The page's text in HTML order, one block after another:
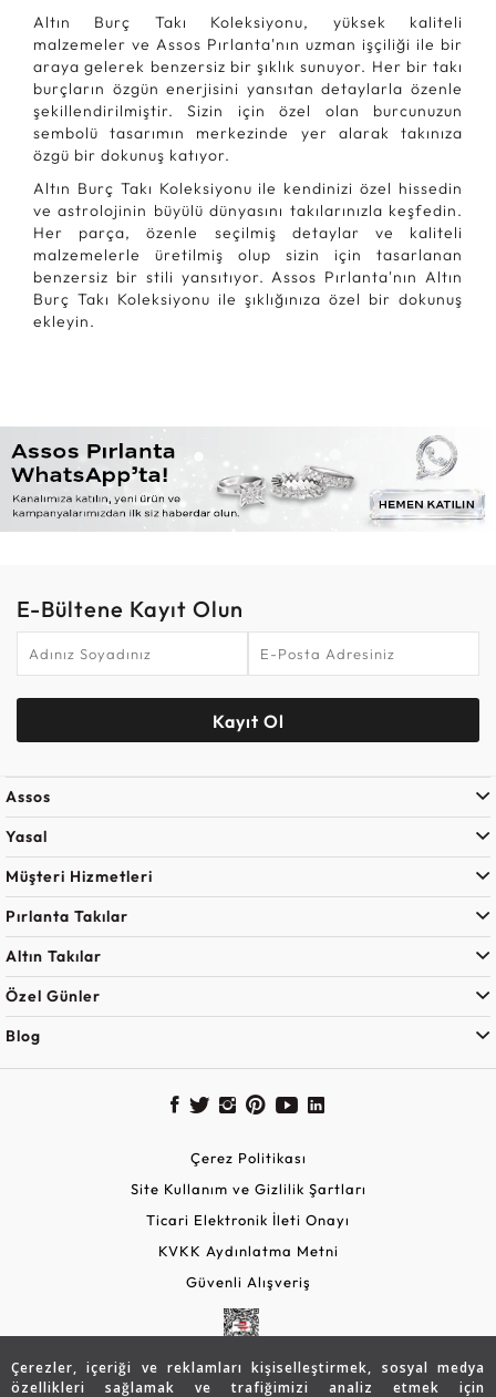
Çerezler, içeriği ve reklamları kişiselleştirmek, sosyal medya
özellikleri sağlamak ve trafiğimizi analiz etmek için
Altın Burç Takı Koleksiyonu, yüksek kaliteli
malzemeler ve Assos Pırlanta'nın uzman işçiliği ile bir
araya gelerek benzersiz bir şıklık sunuyor. Her bir takı
burçların özgün enerjisini yansıtan detaylarla özenle
şekillendirilmiştir. Sizin için özel olan burcunuzun
sembolü tasarımın merkezinde yer alarak takınıza
özgü bir dokunuş katıyor.
Altın Burç Takı Koleksiyonu ile kendinizi özel hissedin
ve astrolojinin büyülü dünyasını takılarınızla keşfedin.
Her parça, özenle seçilmiş detaylar ve kaliteli
malzemelerle üretilmiş olup sizin için tasarlanan
benzersiz bir stili yansıtıyor. Assos Pırlanta'nın Altın
Burç Takı Koleksiyonu ile şıklığınıza özel bir dokunuş
ekleyin.
E-Bültene Kayıt Olun
Kayıt Ol
Assos
Yasal
Müşteri Hizmetleri
Pırlanta Takılar
Altın Takılar
Özel Günler
Blog
Çerez Politikası
Site Kullanım ve Gizlilik Şartları
Ticari Elektronik İleti Onayı
KVKK Aydınlatma Metni
Güvenli Alışveriş